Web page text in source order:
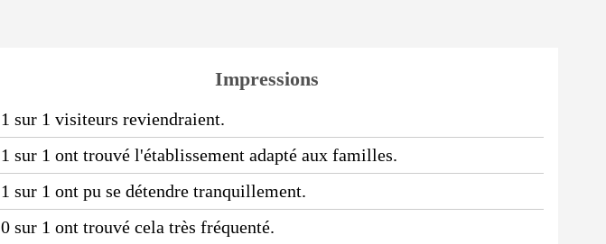
Impressions
1 sur 1 visiteurs reviendraient.
1 sur 1 ont trouvé l'établissement adapté aux familles.
1 sur 1 ont pu se détendre tranquillement.
0 sur 1 ont trouvé cela très fréquenté.